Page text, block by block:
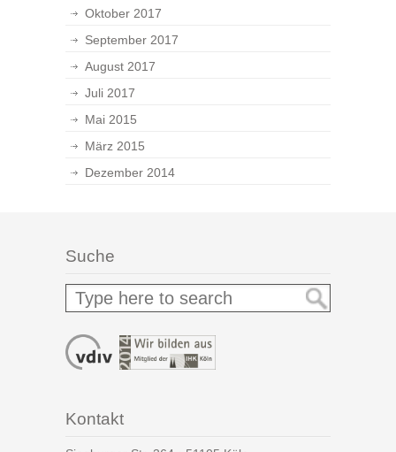
Oktober 2017
September 2017
August 2017
Juli 2017
Mai 2015
März 2015
Dezember 2014
Suche
Kontakt